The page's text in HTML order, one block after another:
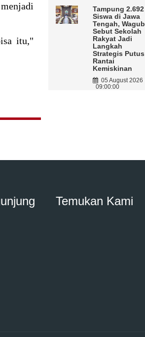
itu,"
Tampung 2.692
Siswa di Jawa
Tengah, Wagub
Sebut Sekolah
Rakyat Jadi
Langkah
Strategis Putus
Rantai
Kemiskinan
05 August 2026
09:00:00
Temukan Kami